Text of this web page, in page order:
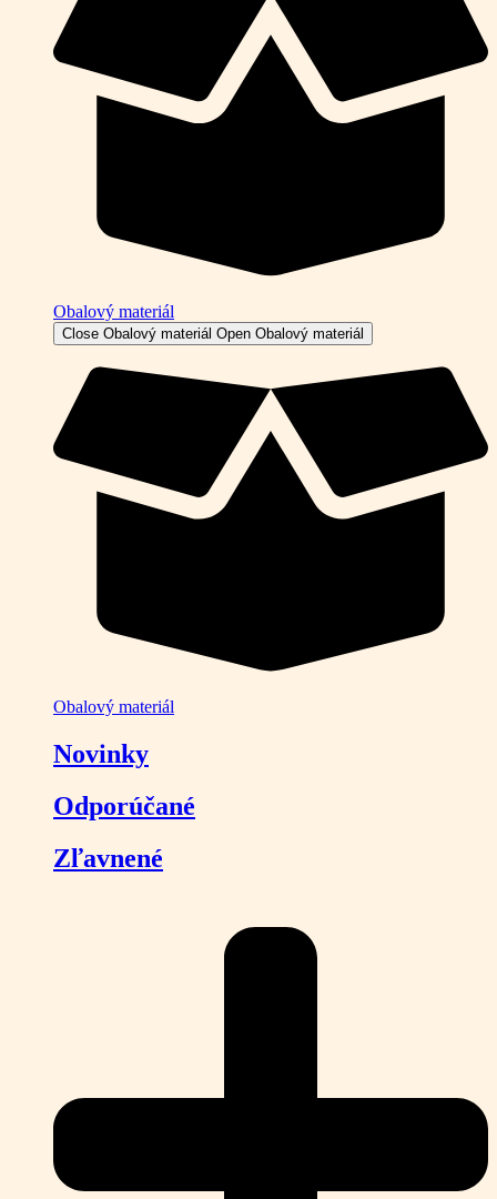
Obalový materiál
Close Obalový materiál Open Obalový materiál
Obalový materiál
Novinky
Odporúčané
Zľavnené